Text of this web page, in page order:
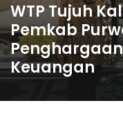
WTP Tujuh
Pemkab
Keuangan